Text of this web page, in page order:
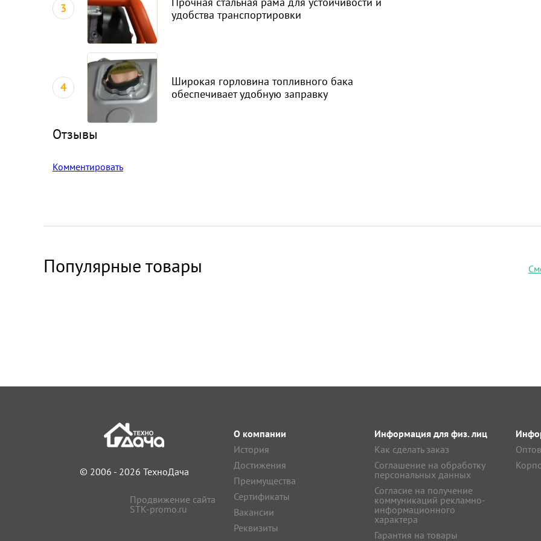
3
удобства транспортировки
4
Широкая горловина топливного бака
обеспечивает удобную заправку
Отзывы
Комментировать
Популярные товары
© 2006 - 2026 ТехноДача
Продвижение сайта
STK-promo.ru
О компании
История
Достижения
Преимущества
Сертификаты
Вакансии
Реквизиты
Информация для физ. лиц
Как сделать заказ
Соглашение на обработку
персональных данных
Согласие на получение
коммуникаций рекламно-
информационного
характера
Гарантия на товары